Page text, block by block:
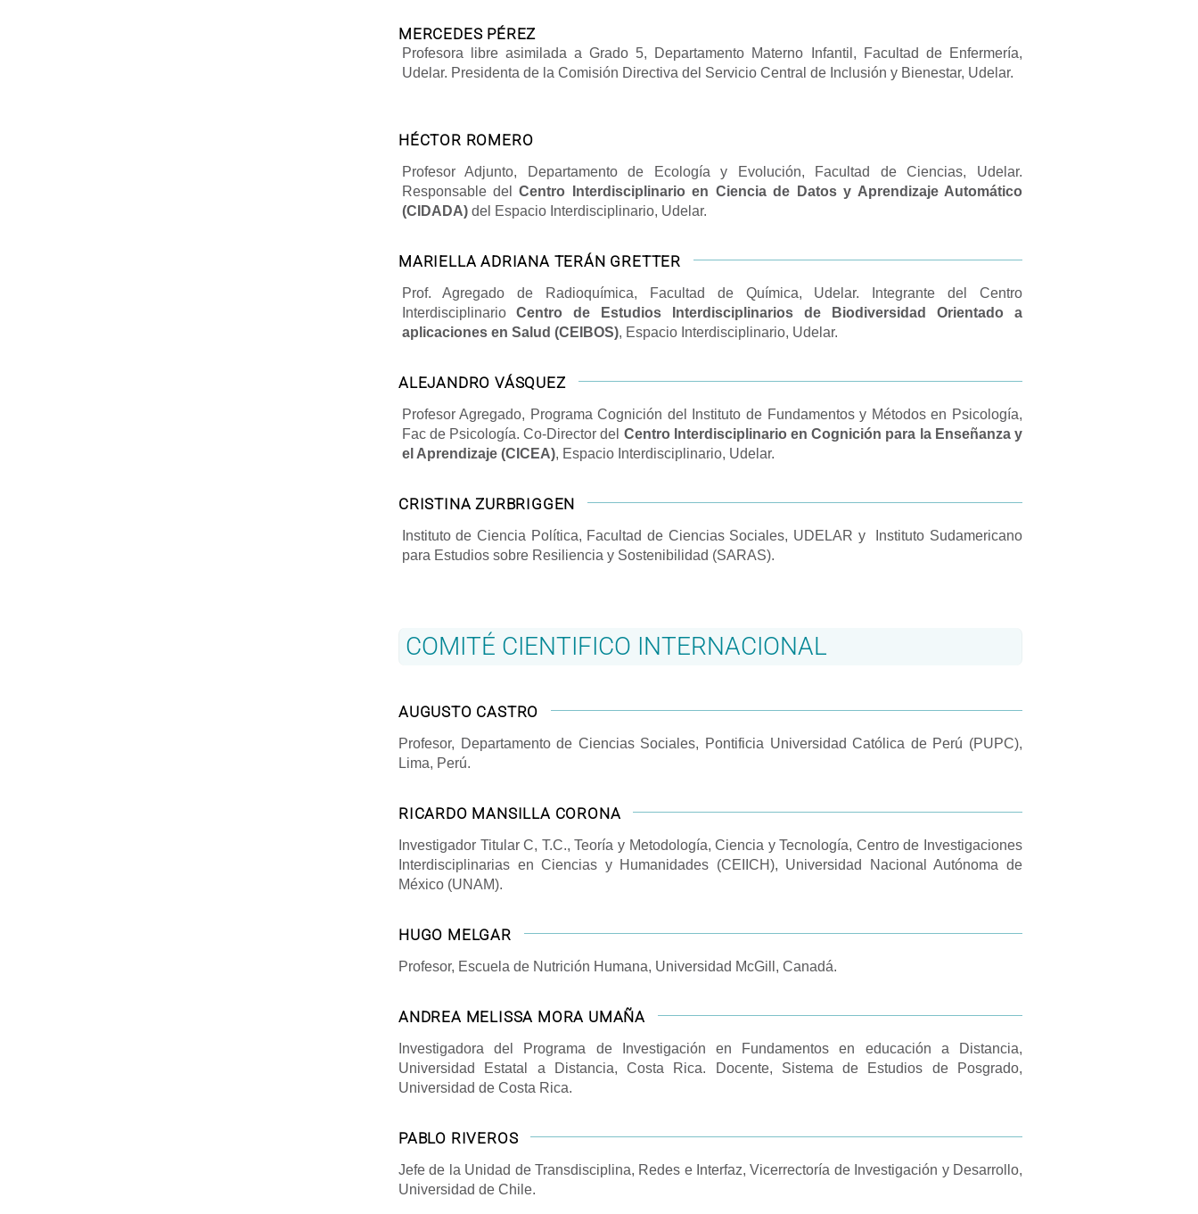
MERCEDES PÉREZ
Profesora libre asimilada a Grado 5, Departamento Materno Infantil, Facultad de Enfermería,
Udelar. Presidenta de la Comisión Directiva del Servicio Central de Inclusión y Bienestar, Udelar.
HÉCTOR ROMERO
Profesor Adjunto, Departamento de Ecología y Evolución, Facultad de Ciencias, Udelar.
Responsable delCentro Interdisciplinario en Ciencia de Datos y Aprendizaje Automático
(CIDADA)del Espacio Interdisciplinario, Udelar.
MARIELLA ADRIANA TERÁN GRETTER
Prof. Agregado de Radioquímica, Facultad de Química, Udelar. Integrante del Centro
InterdisciplinarioCentro de Estudios Interdisciplinarios de Biodiversidad Orientado a
aplicaciones en Salud (CEIBOS), Espacio Interdisciplinario, Udelar.
ALEJANDRO VÁSQUEZ
Profesor Agregado, Programa Cognición del Instituto de Fundamentos y Métodos en Psicología,
Fac de Psicología. Co-Director del Centro Interdisciplinario en Cognición para la Enseñanza y
el Aprendizaje (CICEA), Espacio Interdisciplinario, Udelar.
CRISTINA ZURBRIGGEN
Instituto de Ciencia Política, Facultad de Ciencias Sociales, UDELAR y Instituto Sudamericano
para Estudios sobre Resiliencia y Sostenibilidad (SARAS).
COMITÉ CIENTIFICO INTERNACIONAL
AUGUSTO CASTRO
Profesor, Departamento de Ciencias Sociales, Pontificia Universidad Católica de Perú (PUPC),
Lima, Perú.
RICARDO MANSILLA CORONA
Investigador Titular C, T.C., Teoría y Metodología, Ciencia y Tecnología, Centro de Investigaciones
Interdisciplinarias en Ciencias y Humanidades (CEIICH), Universidad Nacional Autónoma de
México (UNAM).
HUGO MELGAR
Profesor, Escuela de Nutrición Humana, Universidad McGill, Canadá.
ANDREA MELISSA MORA UMAÑA
Investigadora del Programa de Investigación en Fundamentos en educación a Distancia,
Universidad Estatal a Distancia, Costa Rica. Docente, Sistema de Estudios de Posgrado,
Universidad de Costa Rica.
PABLO RIVEROS
Jefe de la Unidad de Transdisciplina, Redes e Interfaz, Vicerrectoría de Investigación y Desarrollo,
Universidad de Chile.